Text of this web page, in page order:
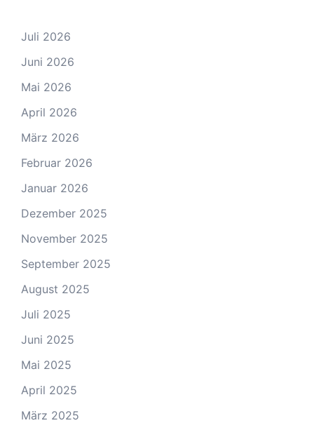
Juli 2026
Juni 2026
Mai 2026
April 2026
März 2026
Februar 2026
Januar 2026
Dezember 2025
November 2025
September 2025
August 2025
Juli 2025
Juni 2025
Mai 2025
April 2025
März 2025